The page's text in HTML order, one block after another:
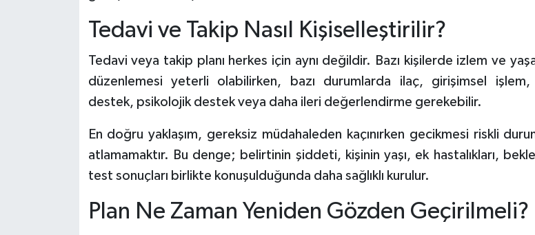
Tedavi ve Takip Nasıl Kişiselleştirilir?
Tedavi veya takip planı herkes için aynı değildir. Bazı kişilerde izlem ve
düzenlemesi yeterli olabilirken, bazı durumlarda ilaç, girişimsel işlem,
destek, psikolojik destek veya daha ileri değerlendirme gerekebilir.
En doğru yaklaşım, gereksiz müdahaleden kaçınırken gecikmesi riskli
atlamamaktır. Bu denge; belirtinin şiddeti, kişinin yaşı, ek hastalıkları,
test sonuçları birlikte konuşulduğunda daha sağlıklı kurulur.
Plan Ne Zaman Yeniden Gözden Geçirilmeli?